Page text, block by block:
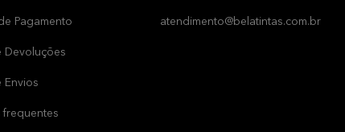
Pagamento
Devoluções
Envios
frequentes
atendimento@belatintas.com.br